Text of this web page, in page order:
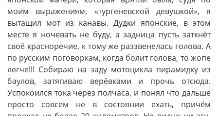
моим выражениям, «тургеневской девушкой», я
вытащил мот из канавы. Дудки японские, в этом
месте я ночевать не буду, а задница пусть заткнёт
своё красноречие, к тому же раззвенелась голова. А
по русским поговоркам, когда болит голова, то жопе
легче!!! Собираю на заду мотоцикла пирамидку из
баулов, затягиваю верёвками и прочь отсюда.
Успокоился тока через полчаса, и понял что дальше
просто совсем не в состоянии ехать, причём